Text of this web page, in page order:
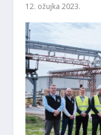
12. ožujka 2023.